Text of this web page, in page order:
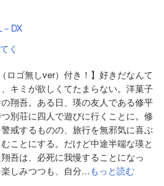
DX
く
ロゴ無しver）付き！】好きだなんて
キミが欲しくてたまらない。洋菓子
翔吾。ある日、瑛の友人である修平
別荘に四人で遊びに行くことに。修
戒するものの、旅行を無邪気に喜ぶ
ことにする。だけど中途半端な瑛と
吾は、必死に我慢することになっ
しみつつも、自分...もっと読む